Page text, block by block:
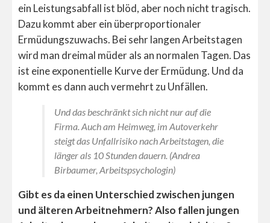
ein Leistungsabfall ist blöd, aber noch nicht tragisch.
Dazu kommt aber ein überproportionaler
Ermüdungszuwachs. Bei sehr langen Arbeitstagen
wird man dreimal müder als an normalen Tagen. Das
ist eine exponentielle Kurve der Ermüdung. Und da
kommt es dann auch vermehrt zu Unfällen.
Und das beschränkt sich nicht nur auf die
Firma. Auch am Heimweg, im Autoverkehr
steigt das Unfallrisiko nach Arbeitstagen, die
länger als 10 Stunden dauern. (Andrea
Birbaumer, Arbeitspsychologin)
Gibt es da einen Unterschied zwischen jungen
und älteren Arbeitnehmern? Also fallen jungen